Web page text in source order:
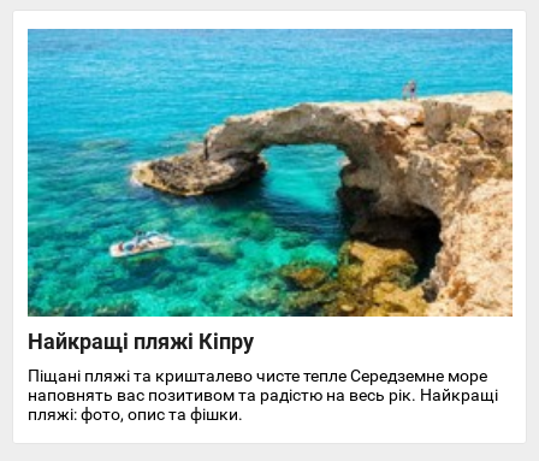
Найкращі пляжі Кіпру
Піщані пляжі та кришталево чисте тепле Середземне море
наповнять вас позитивом та радістю на весь рік. Найкращі
пляжі: фото, опис та фішки.